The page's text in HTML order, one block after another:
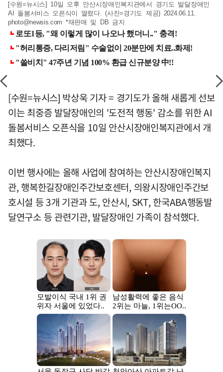
[수원=뉴시스] 10일 오후 안산시장애인복지관에서 경기도 발달장애인
AI 돌봄서비스 오픈식이 열렸다. (사진=경기도 제공) 2024.06.11.
photo@newsis.com *재판매 및 DB 금지
[수원=뉴시스] 박상욱 기자 = 경기도가 올해 새롭게 선보
이는 최중증 발달장애인의 '도전적 행동' 감소를 위한 AI
돌봄서비스 오픈식을 10일 안산시장애인복지관에서 개
최했다.
이번 행사에는 올해 사업에 참여하는 안산시장애인복지
관, 행복한길장애인주간보호센터, 의왕시장애인주간보
호시설 등 3개 기관과 도, 안산시, SKT, 한국ABA행동발
달연구소 등 관련기관, 발달장애인 가족이 참석했다.